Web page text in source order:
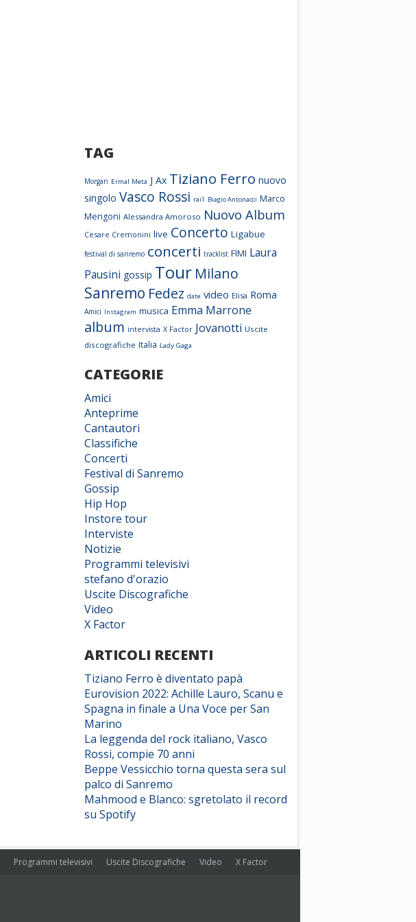
TAG
Morgan Ermal Meta J Ax Tiziano Ferro nuovo
singolo Vasco Rossi rai1 Biagio Antonacci Marco
Mengoni Alessandra Amoroso Nuovo Album
Cesare Cremonini live Concerto Ligabue
festival di sanremo concerti tracklist FIMI Laura
Pausini gossip Tour Milano
Sanremo Fedez date video Elisa Roma
Amici Instagram musica Emma Marrone
album intervista X Factor Jovanotti Uscite
discografiche Italia Lady Gaga
CATEGORIE
Amici
Anteprime
Cantautori
Classifiche
Concerti
Festival di Sanremo
Gossip
Hip Hop
Instore tour
Interviste
Notizie
Programmi televisivi
stefano d'orazio
Uscite Discografiche
Video
X Factor
ARTICOLI RECENTI
Tiziano Ferro è diventato papà
Eurovision 2022: Achille Lauro, Scanu e
Spagna in finale a Una Voce per San
Marino
La leggenda del rock italiano, Vasco
Rossi, compie 70 anni
Beppe Vessicchio torna questa sera sul
palco di Sanremo
Mahmood e Blanco: sgretolato il record
su Spotify
Programmi televisivi Uscite Discografiche Video X Factor